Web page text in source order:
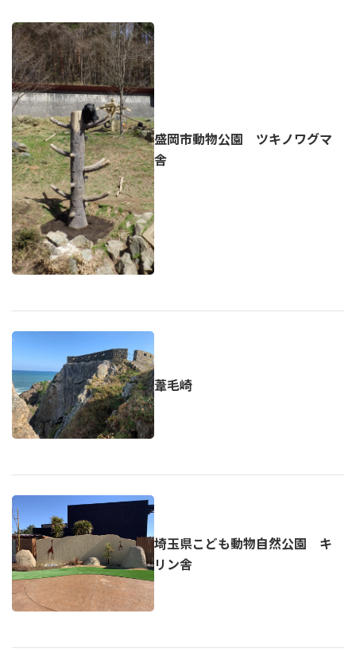
盛岡市動物公園 ツキノワグマ
舎
葦毛崎
埼玉県こども動物自然公園 キ
リン舎